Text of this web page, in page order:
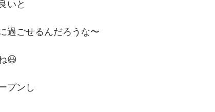
いと
過ごせるんだろうな〜
😃
プンし